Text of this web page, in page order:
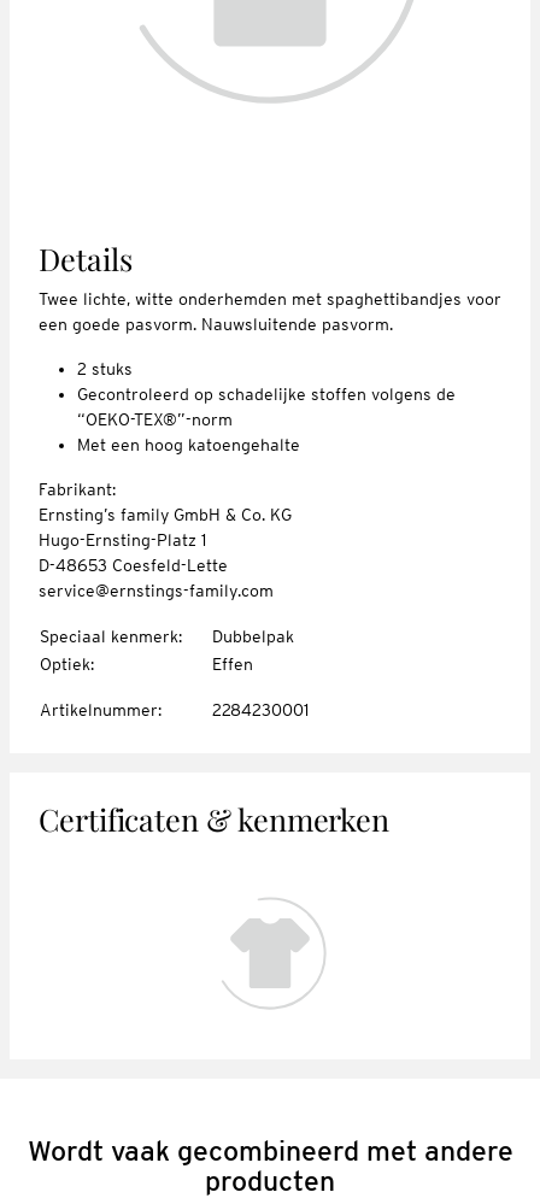
Details
Twee lichte, witte onderhemden met spaghettibandjes voor
een goede pasvorm. Nauwsluitende pasvorm.
2 stuks
Gecontroleerd op schadelijke stoffen volgens de
“OEKO-TEX®”-norm
Met een hoog katoengehalte
Fabrikant:
Ernsting’s family GmbH & Co. KG
Hugo-Ernsting-Platz 1
D-48653 Coesfeld-Lette
service@ernstings-family.com
Speciaal kenmerk:
Dubbelpak
Optiek: Effen
Artikelnummer: 2284230001
Certificaten & kenmerken
Wordt vaak gecombineerd met andere
producten